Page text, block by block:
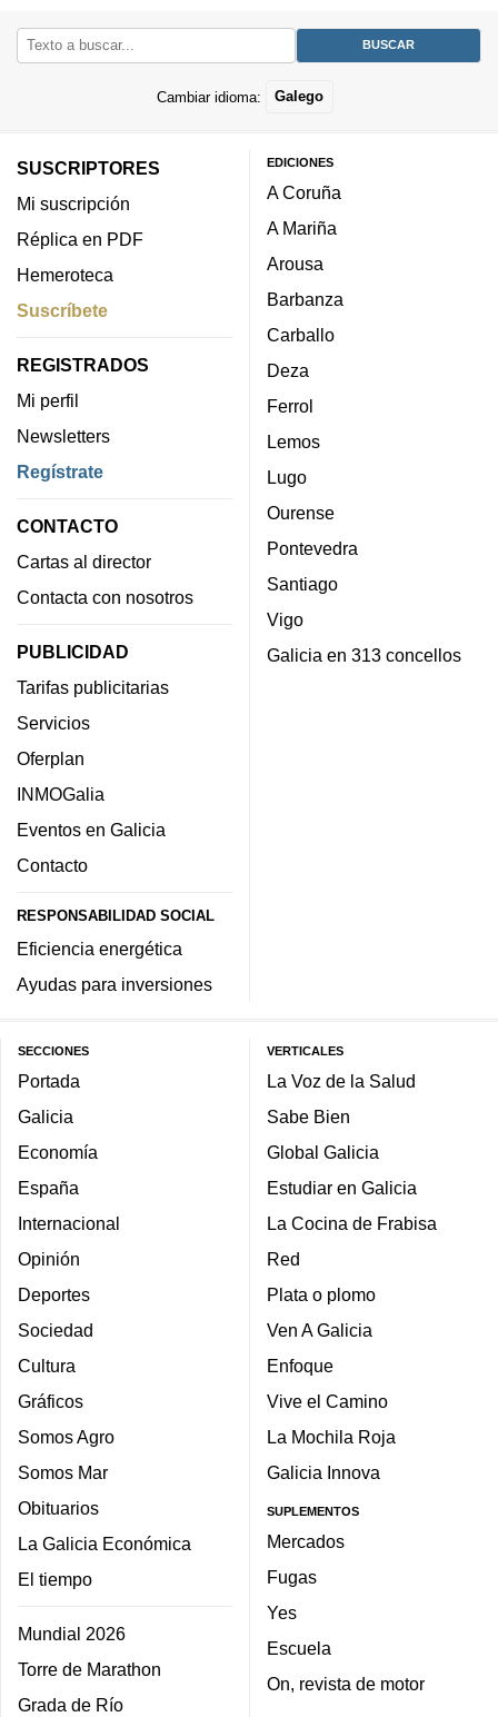
Cambiar idioma: Galego
SUSCRIPTORES
Mi suscripción
Réplica en PDF
Hemeroteca
Suscríbete
REGISTRADOS
Mi perfil
Newsletters
Regístrate
CONTACTO
Cartas al director
Contacta con nosotros
PUBLICIDAD
Tarifas publicitarias
Servicios
Oferplan
INMOGalia
Eventos en Galicia
Contacto
RESPONSABILIDAD SOCIAL
Eficiencia energética
Ayudas para inversiones
EDICIONES
A Coruña
A Mariña
Arousa
Barbanza
Carballo
Deza
Ferrol
Lemos
Lugo
Ourense
Pontevedra
Santiago
Vigo
Galicia en 313 concellos
SECCIONES
Portada
Galicia
Economía
España
Internacional
Opinión
Deportes
Sociedad
Cultura
Gráficos
Somos Agro
Somos Mar
Obituarios
La Galicia Económica
El tiempo
Mundial 2026
Torre de Marathon
Grada de Río
VERTICALES
La Voz de la Salud
Sabe Bien
Global Galicia
Estudiar en Galicia
La Cocina de Frabisa
Red
Plata o plomo
Ven A Galicia
Enfoque
Vive el Camino
La Mochila Roja
Galicia Innova
SUPLEMENTOS
Mercados
Fugas
Yes
Escuela
On, revista de motor